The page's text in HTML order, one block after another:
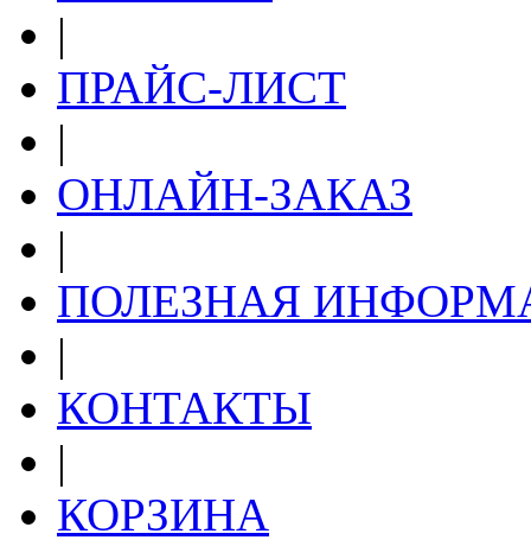
|
ПРАЙС-ЛИСТ
|
ОНЛАЙН-ЗАКАЗ
|
ПОЛЕЗНАЯ
|
КОНТАКТЫ
|
КОРЗИНА